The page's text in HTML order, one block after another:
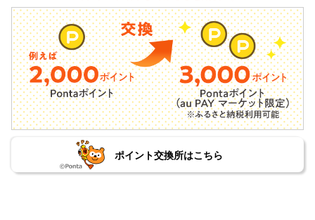
ポイント交換所はこちら